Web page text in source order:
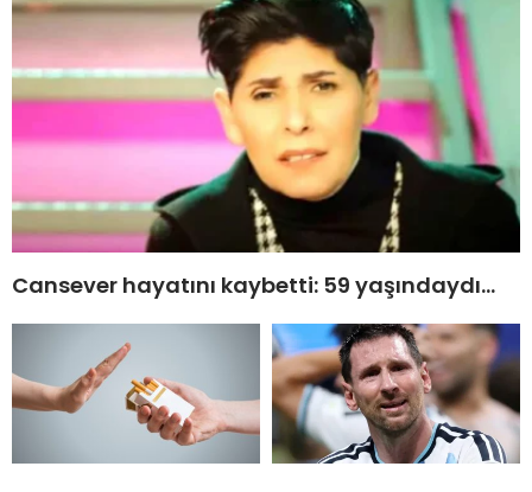
Cansever hayatını kaybetti: 59 yaşındaydı…